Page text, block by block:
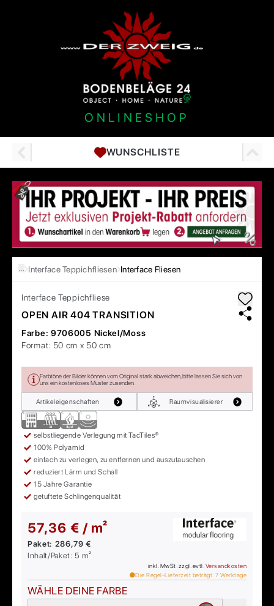
ONLINESHOP
WUNSCHLISTE
… Interface Teppichfliesen Interface Fliesen
Interface Teppichfliese
OPEN AIR 404 TRANSITION
Farbe: 9706005 Nickel/Moss
Format: 50 cm x 50 cm
Farbtöne der Bilder können vom Original stark abweichen, bitte lassen Sie sich von
uns ein kostenloses Muster zusenden.
Artikeleigenschaften Raumvisualisierer
selbstliegende Verlegung mit TacTiles®
100% Polyamid
einfach zu verlegen, zu entfernen und auszutauschen
reduziert Lärm und Schall
15 Jahre Garantie
getuftete Schlingenqualität
57,36 € / m²
Paket: 286,79 €
Inhalt/Paket: 5 m²
inkl. MwSt. zzgl. evtl. Versandkosten
Die Regel-Lieferzeit beträgt: 7 Werktage
WÄHLE DEINE FARBE